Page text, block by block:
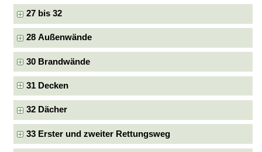
27 bis 32
28 Außenwände
30 Brandwände
31 Decken
32 Dächer
33 Erster und zweiter Rettungsweg